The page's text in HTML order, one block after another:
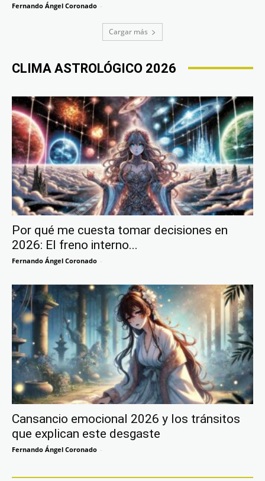
Fernando Ángel Coronado -
Cargar más
CLIMA ASTROLÓGICO 2026
Por qué me cuesta tomar decisiones en
2026: El freno interno...
Fernando Ángel Coronado -
Cansancio emocional 2026 y los tránsitos
que explican este desgaste
Fernando Ángel Coronado -